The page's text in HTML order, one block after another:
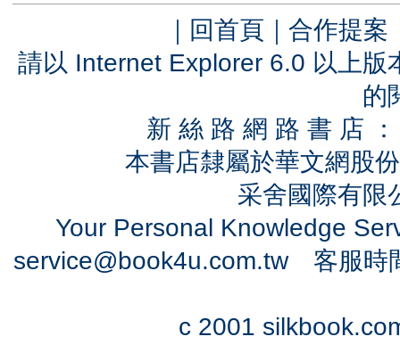
｜ 回首頁 ｜ 合作提案
請以 Internet Explorer 6.0 以上
的
新 絲 路 網 路 書 店
本書店隸屬於華文網股
采舍國際有
Your Personal Knowledge
service@book4u.com.tw客服時
c 2001